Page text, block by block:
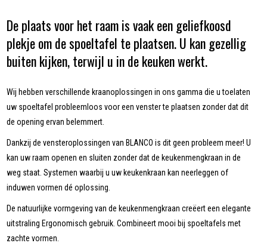
De plaats voor het raam is vaak een geliefkoosd
plekje om de spoeltafel te plaatsen. U kan gezellig
buiten kijken, terwijl u in de keuken werkt.
Wij hebben verschillende kraanoplossingen in ons gamma die u toelaten
uw spoeltafel probleemloos voor een venster te plaatsen zonder dat dit
de opening ervan belemmert.
Dankzij de vensteroplossingen van BLANCO is dit geen probleem meer! U
kan uw raam openen en sluiten zonder dat de keukenmengkraan in de
weg staat. Systemen waarbij u uw keukenkraan kan neerleggen of
induwen vormen dé oplossing.
De natuurlijke vormgeving van de keukenmengkraan creëert een elegante
uitstraling Ergonomisch gebruik. Combineert mooi bij spoeltafels met
zachte vormen.